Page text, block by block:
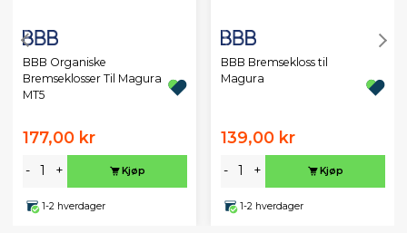
BBB Organiske
Bremseklosser Til Magura
MT5
177,00 kr
- + Kjøp
1-2 hverdager
BBB Bremsekloss til
Magura
139,00 kr
- + Kjøp
1-2 hverdager